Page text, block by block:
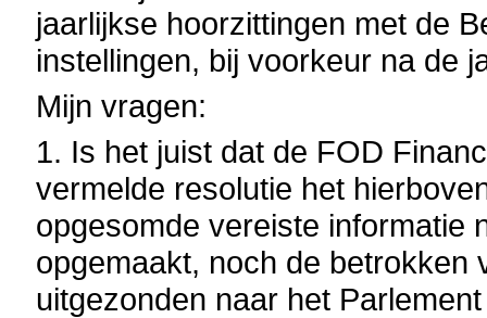
jaarlijkse hoorzittingen met de
instellingen, bij voorkeur na de
Mijn vragen:
1. Is het juist dat de FOD
vermelde resolutie het
opgesomde vereiste informatie
opgemaakt, noch de betrokken
uitgezonden naar het